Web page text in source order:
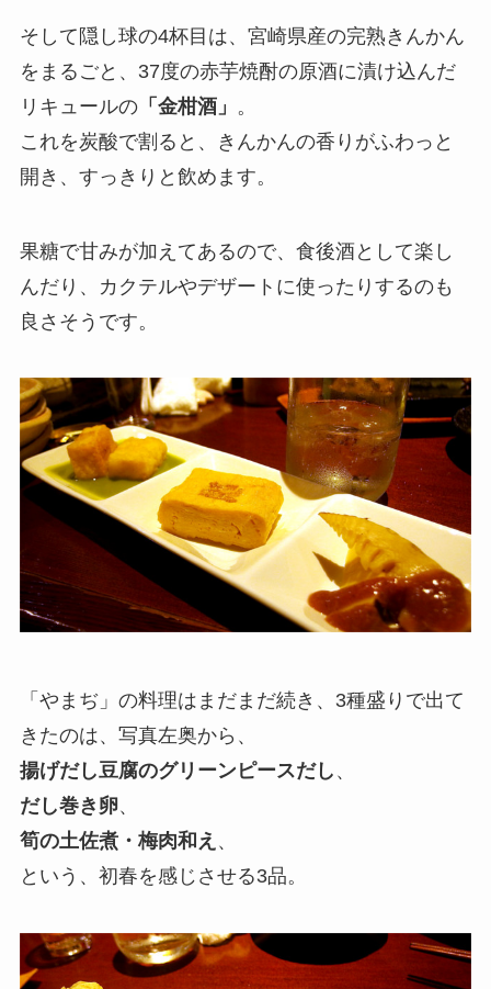
そして隠し球の4杯目は、宮崎県産の完熟きんかん
をまるごと、37度の赤芋焼酎の原酒に漬け込んだ
リキュールの「金柑酒」 。
これを炭酸で割ると、きんかんの香りがふわっと
開き、すっきりと飲めます。
果糖で甘みが加えてあるので、食後酒として楽し
んだり、カクテルやデザートに使ったりするのも
良さそうです。
「やまぢ」の料理はまだまだ続き、3種盛りで出て
きたのは、写真左奥から、
揚げだし豆腐のグリーンピースだし 、
だし巻き卵、
筍の土佐煮・梅肉和え 、
という、初春を感じさせる3品。